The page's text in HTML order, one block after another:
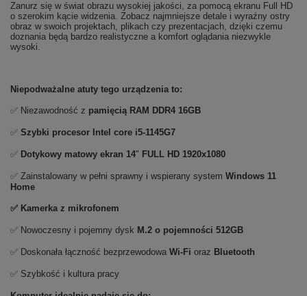
Zanurz się w świat obrazu wysokiej jakości, za pomocą ekranu Full HD
o szerokim kącie widzenia. Zobacz najmniejsze detale i wyraźny ostry
obraz w swoich projektach, plikach czy prezentacjach, dzięki czemu
doznania będą bardzo realistyczne a komfort oglądania niezwykle
wysoki.
Niepodważalne atuty tego urządzenia to:
✅ Niezawodność z pamięcią RAM DDR4 16GB
✅ Szybki procesor Intel core i5-1145G7
✅ Dotykowy matowy ekran 14" FULL HD 1920x1080
✅ Zainstalowany w pełni sprawny i wspierany system Windows 11
Home
✅ Kamerka z mikrofonem
✅ Nowoczesny i pojemny dysk M.2 o pojemności 512GB
✅ Doskonała łączność bezprzewodowa Wi-Fi oraz Bluetooth
✅ Szybkość i kultura pracy